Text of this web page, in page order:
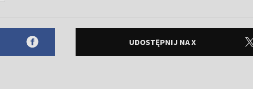
UDOSTĘPNIJ NA X